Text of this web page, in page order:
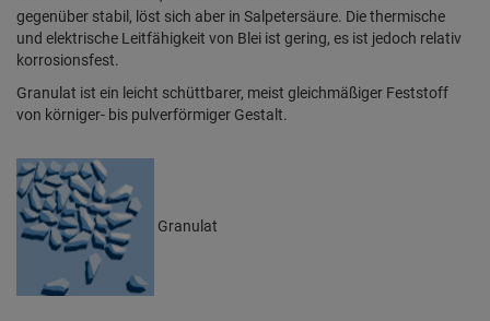
gegenüber stabil, löst sich aber in Salpetersäure. Die thermische
und elektrische Leitfähigkeit von Blei ist gering, es ist jedoch relativ
korrosionsfest.
Granulat ist ein leicht schüttbarer, meist gleichmäßiger Feststoff
von körniger- bis pulverförmiger Gestalt.
Granulat